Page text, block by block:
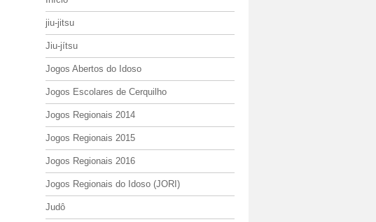
jiu-jitsu
Jiu-jítsu
Jogos Abertos do Idoso
Jogos Escolares de Cerquilho
Jogos Regionais 2014
Jogos Regionais 2015
Jogos Regionais 2016
Jogos Regionais do Idoso (JORI)
Judô